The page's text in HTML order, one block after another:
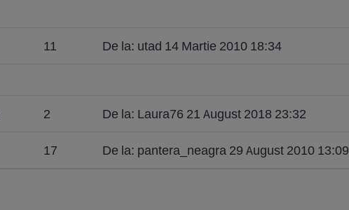
11 De la: utad 14 Martie 2010 18:34
2 De la: Laura76 21 August 2018 23:32
17 De la: pantera_neagra 29 August 2010 13:09